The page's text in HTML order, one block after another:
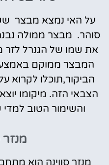
על האי נמצא מבצר
את שמו של הגנרל לזר
המבצר ממוקם
הביקור,תוכלו לקרוא
הצבאי הזה. מיקומו
והשימור הטוב
מנזר
מנזר סווינה הוא